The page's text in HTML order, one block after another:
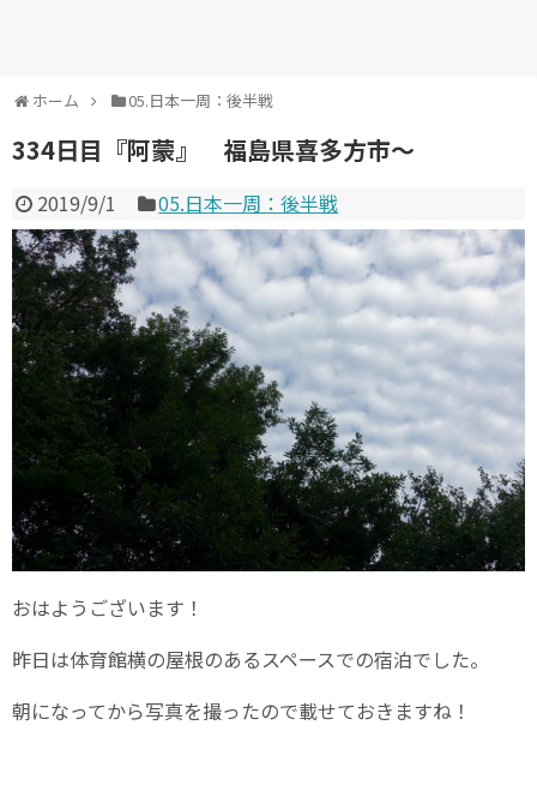
ホーム 05.日本一周：後半戦
334日目『阿蒙』 福島県喜多方市～
2019/9/1 05.日本一周：後半戦
おはようございます！
昨日は体育館横の屋根のあるスペースでの宿泊でした。
朝になってから写真を撮ったので載せておきますね！